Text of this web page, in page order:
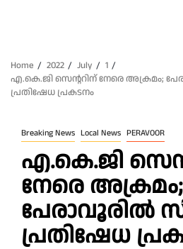
Home 2022 July
1
എ.കെ.ജി സെന്ററിന്‌ നേരെ അക്രമം;
പ്രതിഷേധ പ്രകടനം
Breaking News Local News PERAVOOR
എ.കെ.ജി
നേരെ അക്രമം;
പേരാവൂരിൽ
പ്രതിഷേധ